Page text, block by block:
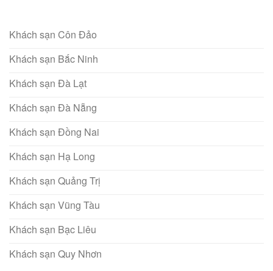
Khách sạn Côn Đảo
Khách sạn Bắc Ninh
Khách sạn Đà Lạt
Khách sạn Đà Nẵng
Khách sạn Đồng Nai
Khách sạn Hạ Long
Khách sạn Quảng Trị
Khách sạn Vũng Tàu
Khách sạn Bạc Liêu
Khách sạn Quy Nhơn